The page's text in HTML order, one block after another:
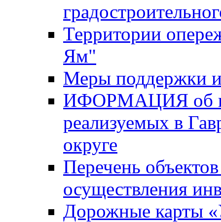
Территории
Ям"
Меры поддержки
ИФОРМАЦИЯ об
реализуемых в
округе
Перечень
осуществления
Дорожные карты